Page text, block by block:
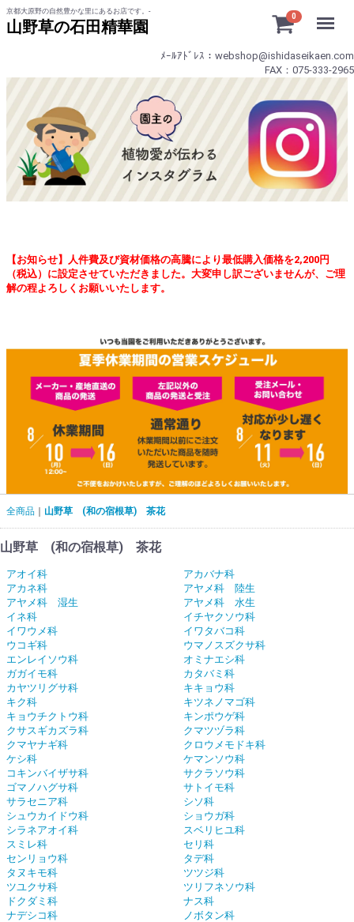
京都大原野の自然豊かな里にあるお店です。-
山野草の石田精華園
0
ﾒｰﾙｱﾄﾞﾚｽ：webshop@ishidaseikaen.com
FAX：075-333-2965
【お知らせ】人件費及び資材価格の高騰により最低購入価格を2,200円
（税込）に設定させていただきました。大変申し訳ございませんが、ご理
解の程よろしくお願いいたします。
全商品 山野草 (和の宿根草) 茶花
山野草 (和の宿根草) 茶花
アオイ科
アカバナ科
アカネ科
アヤメ科 陸生
アヤメ科 湿生
アヤメ科 水生
イネ科
イチヤクソウ科
イワウメ科
イワタバコ科
ウコギ科
ウマノスズクサ科
エンレイソウ科
オミナエシ科
ガガイモ科
カタバミ科
カヤツリグサ科
キキョウ科
キク科
キツネノマゴ科
キョウチクトウ科
キンポウゲ科
クサスギカズラ科
クマツヅラ科
クマヤナギ科
クロウメモドキ科
ケシ科
ケマンソウ科
コキンバイザサ科
サクラソウ科
ゴマノハグサ科
サトイモ科
サラセニア科
シソ科
シュウカイドウ科
ショウガ科
シラネアオイ科
スベリヒユ科
スミレ科
セリ科
センリョウ科
タデ科
タヌキモ科
ツツジ科
ツユクサ科
ツリフネソウ科
ドクダミ科
ナス科
ナデシコ科
ノボタン科